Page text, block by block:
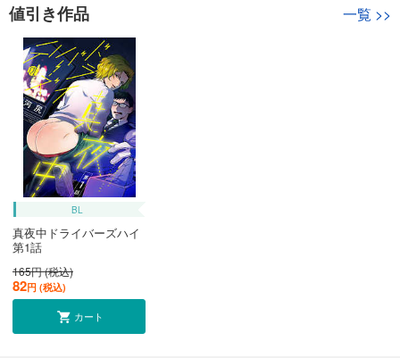
値引き作品 一覧 >>
BL
真夜中ドライバーズハイ
第1話
165円 (税込)
82円 (税込)
カート